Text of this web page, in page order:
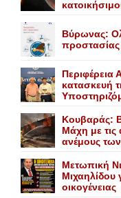
Bύρωνας:
Περιφέρεια
κατασκευή
Κουβαράς:
Μάχη με τις
ανέμους
Mετωπική
Μιχαηλίδου
οικογένειας